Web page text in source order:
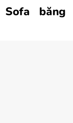
băng